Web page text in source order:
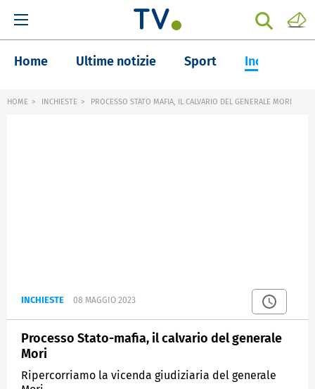
Home Ultime notizie Sport Inchieste
HOME INCHIESTE PROCESSO STATO MAFIA, IL CALVARIO DEL GENERALE MORI
INCHIESTE 08 MAGGIO 2023
Processo Stato-mafia, il calvario del generale
Mori
Ripercorriamo la vicenda giudiziaria del generale